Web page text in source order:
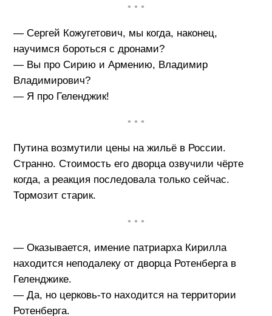
• • •
— Сергей Кожугетович, мы когда, наконец,
научимся бороться с дронами?
— Вы про Сирию и Армению, Владимир
Владимирович?
— Я про Геленджик!
• • •
Путина возмутили цены на жильё в России.
Странно. Стоимость его дворца озвучили чёрте
когда, а реакция последовала только сейчас.
Тормозит старик.
• • •
— Оказывается, имение патриарха Кирилла
находится неподалеку от дворца Ротенберга в
Геленджике.
— Да, но церковь-то находится на территории
Ротенберга.